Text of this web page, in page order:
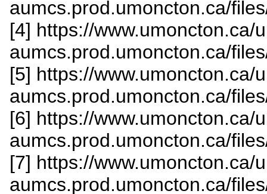
aumcs.prod.umoncton.ca/
[4] https://www.umoncton.ca/
aumcs.prod.umoncton.ca/
[5] https://www.umoncton.ca/
aumcs.prod.umoncton.ca/
[6] https://www.umoncton.ca/
aumcs.prod.umoncton.ca/
[7] https://www.umoncton.ca/
aumcs.prod.umoncton.ca/